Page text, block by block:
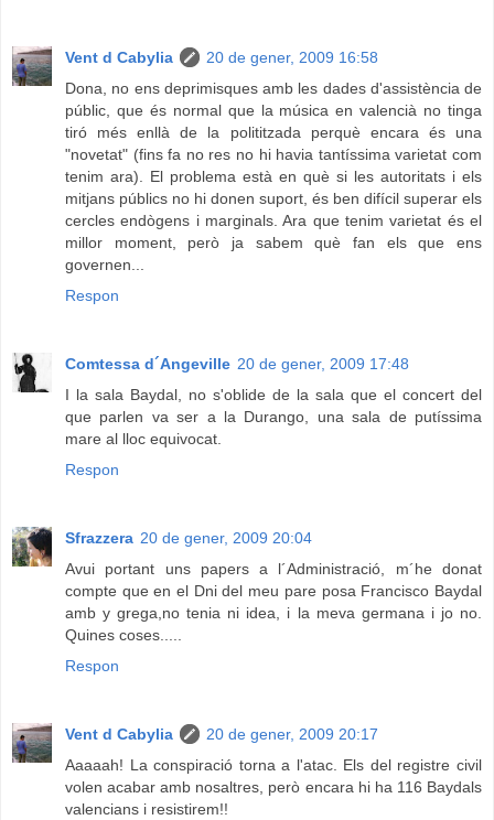
Vent d Cabylia
20 de gener, 2009 16:58
Dona, no ens deprimisques amb les dades d'assistència de
públic, que és normal que la música en valencià no tinga
tiró més enllà de la polititzada perquè encara és una
"novetat" (fins fa no res no hi havia tantíssima varietat com
tenim ara). El problema està en què si les autoritats i els
mitjans públics no hi donen suport, és ben difícil superar els
cercles endògens i marginals. Ara que tenim varietat és el
millor moment, però ja sabem què fan els que ens
governen...
Respon
Comtessa d´Angeville 20 de gener, 2009 17:48
I la sala Baydal, no s'oblide de la sala que el concert del
que parlen va ser a la Durango, una sala de putíssima
mare al lloc equivocat.
Respon
Sfrazzera 20 de gener, 2009 20:04
Avui portant uns papers a l´Administració, m´he donat
compte que en el Dni del meu pare posa Francisco Baydal
amb y grega,no tenia ni idea, i la meva germana i jo no.
Quines coses.....
Respon
Vent d Cabylia
20 de gener, 2009 20:17
Aaaaah! La conspiració torna a l'atac. Els del registre civil
volen acabar amb nosaltres, però encara hi ha 116 Baydals
valencians i resistirem!!